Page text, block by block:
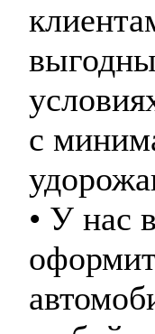
с
• У нас